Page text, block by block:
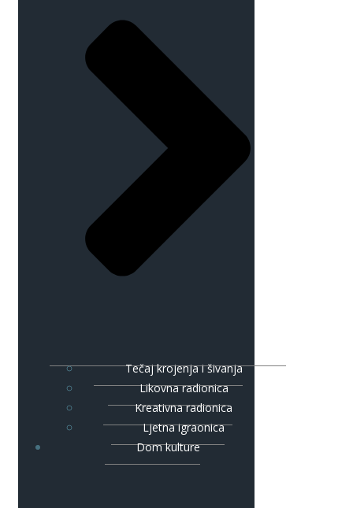
Tečaj krojenja i šivanja
Likovna radionica
Kreativna radionica
Ljetna igraonica
Dom kulture